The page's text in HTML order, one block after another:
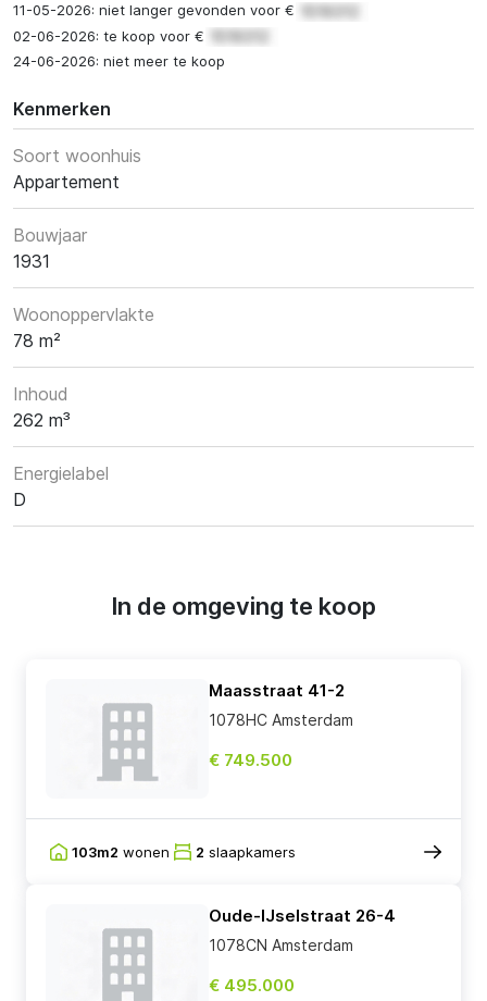
11-05-2026: niet langer gevonden voor €
02-06-2026: te koop voor €
24-06-2026: niet meer te koop
Kenmerken
Soort woonhuis
Appartement
Bouwjaar
1931
Woonoppervlakte
78 m²
Inhoud
262 m³
Energielabel
D
In de omgeving te koop
Maasstraat 41-2
1078HC Amsterdam
€ 749.500
103m2 wonen 2 slaapkamers
Oude-IJselstraat 26-4
1078CN Amsterdam
€ 495.000